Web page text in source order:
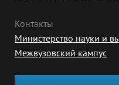
Контакты
Министерство науки и
Межвузовский кампус